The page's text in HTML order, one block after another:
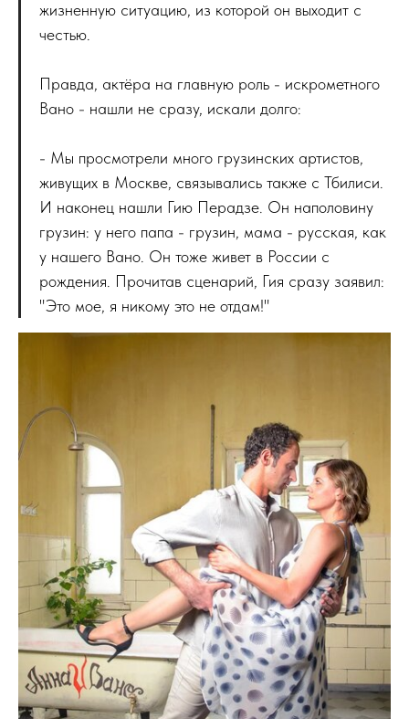
жизненную ситуацию, из которой он выходит с
честью.
Правда, актёра на главную роль - искрометного
Вано - нашли не сразу, искали долго:
- Мы просмотрели много грузинских артистов,
живущих в Москве, связывались также с Тбилиси.
И наконец нашли Гию Перадзе. Он наполовину
грузин: у него папа - грузин, мама - русская, как
у нашего Вано. Он тоже живет в России с
рождения. Прочитав сценарий, Гия сразу заявил:
"Это мое, я никому это не отдам!"